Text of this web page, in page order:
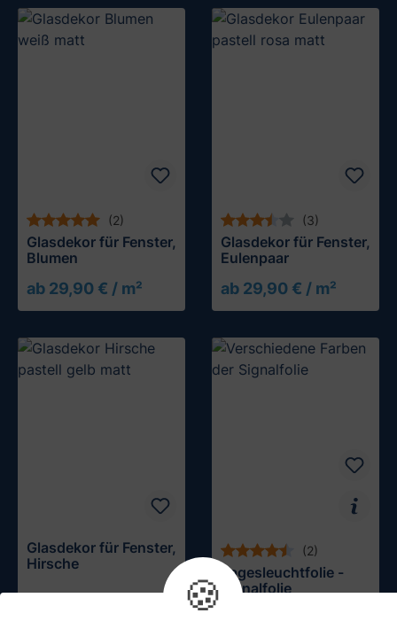
(2)
Glasdekor für Fenster,
Blumen
ab 29,90 € / m²
(3)
Glasdekor für Fenster,
Eulenpaar
ab 29,90 € / m²
Glasdekor für Fenster,
Hirsche
(2)
Tagesleuchtfolie -
Signalfolie
🍪